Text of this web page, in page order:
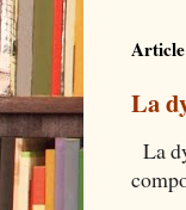
Article
La
La